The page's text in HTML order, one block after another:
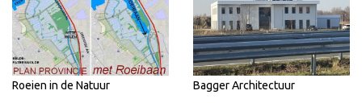
Roeien in de Natuur Bagger Architectuur